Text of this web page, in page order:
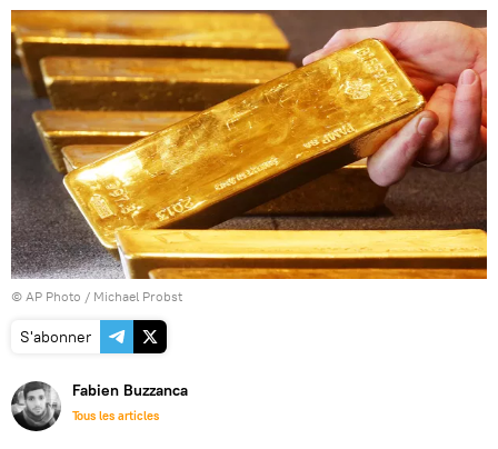
© AP Photo / Michael Probst
S'abonner
Fabien Buzzanca
Tous les articles